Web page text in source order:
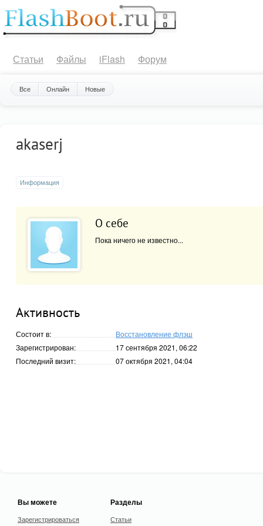
Статьи Файлы iFlash Форум
Все Онлайн Новые
akaserj
Информация
О себе
Пока ничего не известно...
Активность
Состоит в:
Восстановление флэш
Зарегистрирован:
17 сентября 2021, 06:22
Последний визит:
07 октября 2021, 04:04
Вы можете
Зарегистрироваться
Разделы
Статьи